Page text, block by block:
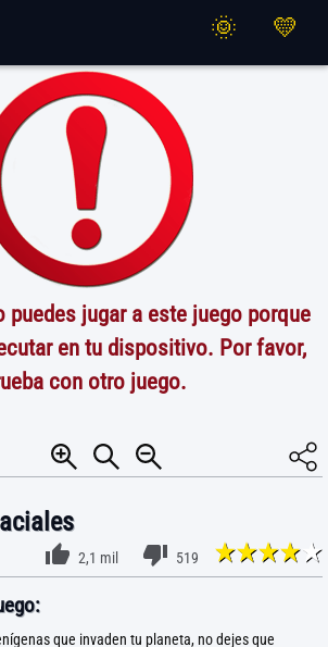
puedes jugar a este juego porque
en tu dispositivo. Por favor,
con otro juego.
2,1 mil 519
que invaden tu planeta, no dejes que